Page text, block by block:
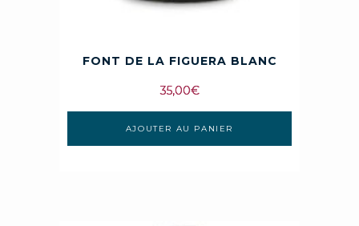
FONT DE LA FIGUERA BLANC
35,00€
AJOUTER AU PANIER